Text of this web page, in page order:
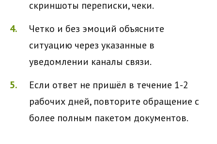
скриншоты переписки, чеки.
Четко и без эмоций объясните
ситуацию через указанные в
уведомлении каналы связи.
Если ответ не пришёл в течение 1-2
рабочих дней, повторите обращение с
более полным пакетом документов.